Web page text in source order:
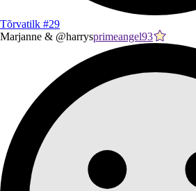
Tõrvatilk #29
Marjanne & @harrysprimeangel93